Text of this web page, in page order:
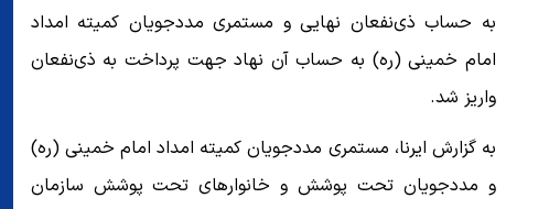
به حساب ذی‌نفعان نهایی و مستمری مددجویان کمیته امداد
امام خمینی (ره) به حساب آن نهاد جهت پرداخت به ذی‌نفعان
واریز شد.
به گزارش ایرنا، مستمری مددجویان کمیته امداد امام خمینی (ره)
و مددجویان تحت پوشش و خانوارهای تحت پوشش سازمان